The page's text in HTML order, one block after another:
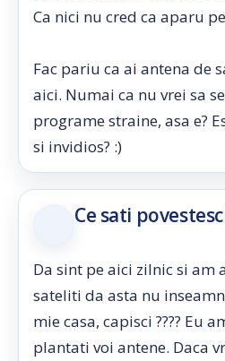
Ca nici nu cred ca aparu
Fac pariu ca ai antena de
aici. Numai ca nu vrei sa
programe straine, asa e?
si invidios? :)
Ce sati povestesc
Da sint pe aici zilnic si am
sateliti da asta nu
mie casa, capisci ???? Eu
plantati voi antene. Daca